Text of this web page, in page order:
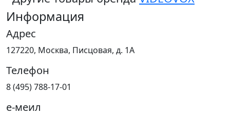
Информация
Адрес
127220, Москва, Писцовая, д. 1А
Телефон
8 (495) 788-17-01
е-меил